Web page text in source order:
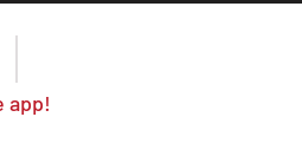
app!